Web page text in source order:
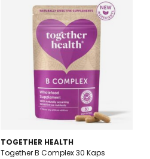
TOGETHER HEALTH
Together B Complex 30 Kaps